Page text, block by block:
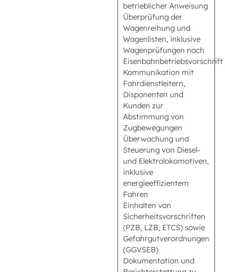
betrieblicher Anweisung
Überprüfung der
Wagenreihung und
Wagenlisten, inklusive
Wagenprüfungen nach
Eisenbahnbetriebsvorschrift
Kommunikation mit
Fahrdienstleitern,
Disponenten und
Kunden zur
Abstimmung von
Zugbewegungen
Überwachung und
Steuerung von Diesel-
und Elektrolokomotiven,
inklusive
energieeffizientem
Fahren
Einhalten von
Sicherheitsvorschriften
(PZB, LZB, ETCS) sowie
Gefahrgutverordnungen
(GGVSEB)
Dokumentation und